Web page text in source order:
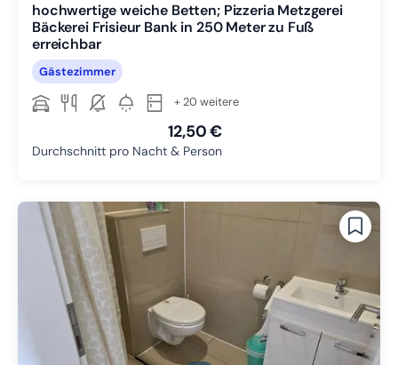
hochwertige weiche Betten; Pizzeria Metzgerei
Bäckerei Frisieur Bank in 250 Meter zu Fuß
erreichbar
Gästezimmer
+ 20 weitere
12,50 €
Durchschnitt pro Nacht & Person